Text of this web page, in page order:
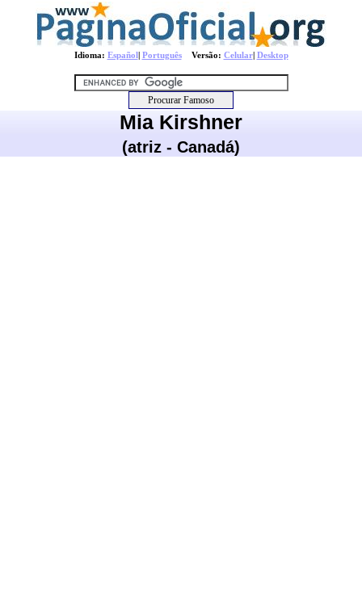
Idioma: Español| PortuguêsVersão: Celular| Desktop
Mia Kirshner
(atriz - Canadá)